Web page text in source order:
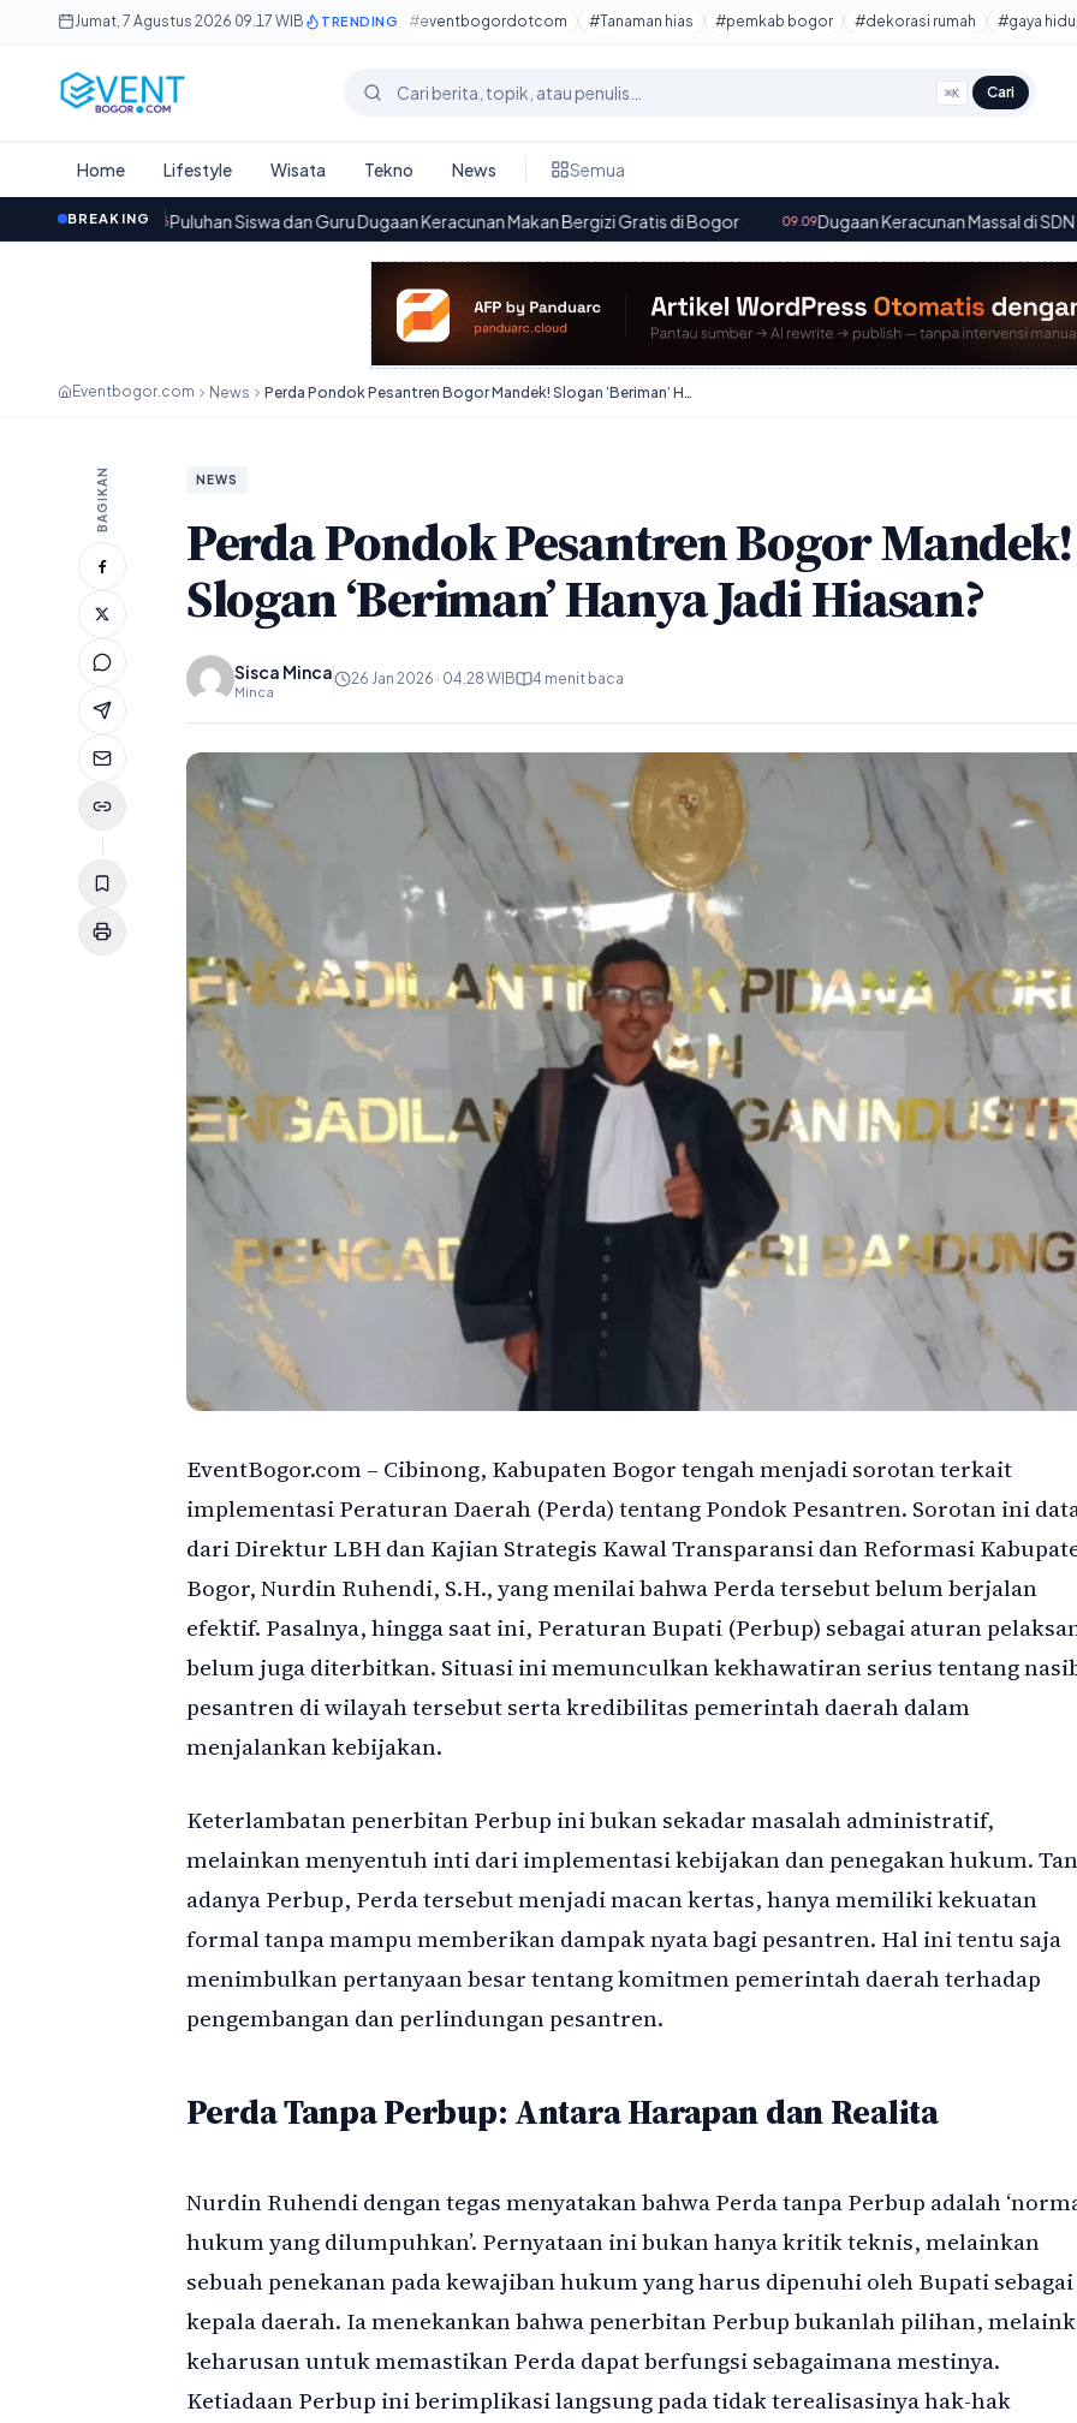
Lewati ke konten utama
Jumat, 7 Agustus 2026·09.17 WIB TRENDING #eventbogordotcom #Tanaman hias #pemkab bogor #dekorasi rumah #gaya
Cari berita ⌘K Cari
Home Lifestyle Wisata Tekno News Semua
BREAKING
Puluhan Siswa dan Guru Dugaan Keracunan Makan Bergizi Gratis di Bogor· 09.09Dugaan Keracunan Massal di SDN Ciherang 1: 20
Eventbogor.com News Perda Pondok Pesantren Bogor Mandek! Slogan ‘Beriman’ Hanya Jadi Hiasan?
BAGIKAN NEWS
Perda Pondok Pesantren Bogor Mandek!
Slogan ‘Beriman’ Hanya Jadi Hiasan?
Sisca Minca
Minca
26 Jan 2026 · 04.28 WIB 4 menit baca
EventBogor.com – Cibinong, Kabupaten Bogor tengah menjadi sorotan terkait
implementasi Peraturan Daerah (Perda) tentang Pondok Pesantren. Sorotan ini
dari Direktur LBH dan Kajian Strategis Kawal Transparansi dan Reformasi
Bogor, Nurdin Ruhendi, S.H., yang menilai bahwa Perda tersebut belum berjalan
efektif. Pasalnya, hingga saat ini, Peraturan Bupati (Perbup) sebagai aturan
belum juga diterbitkan. Situasi ini memunculkan kekhawatiran serius tentang
pesantren di wilayah tersebut serta kredibilitas pemerintah daerah dalam
menjalankan kebijakan.
Keterlambatan penerbitan Perbup ini bukan sekadar masalah administratif,
melainkan menyentuh inti dari implementasi kebijakan dan penegakan hukum.
adanya Perbup, Perda tersebut menjadi macan kertas, hanya memiliki kekuatan
formal tanpa mampu memberikan dampak nyata bagi pesantren. Hal ini tentu saja
menimbulkan pertanyaan besar tentang komitmen pemerintah daerah terhadap
pengembangan dan perlindungan pesantren.
Perda Tanpa Perbup: Antara Harapan dan Realita
Nurdin Ruhendi dengan tegas menyatakan bahwa Perda tanpa Perbup adalah
hukum yang dilumpuhkan’. Pernyataan ini bukan hanya kritik teknis, melainkan
sebuah penekanan pada kewajiban hukum yang harus dipenuhi oleh Bupati sebagai
kepala daerah. Ia menekankan bahwa penerbitan Perbup bukanlah pilihan,
keharusan untuk memastikan Perda dapat berfungsi sebagaimana mestinya.
Ketiadaan Perbup ini berimplikasi langsung pada tidak terealisasinya hak-hak